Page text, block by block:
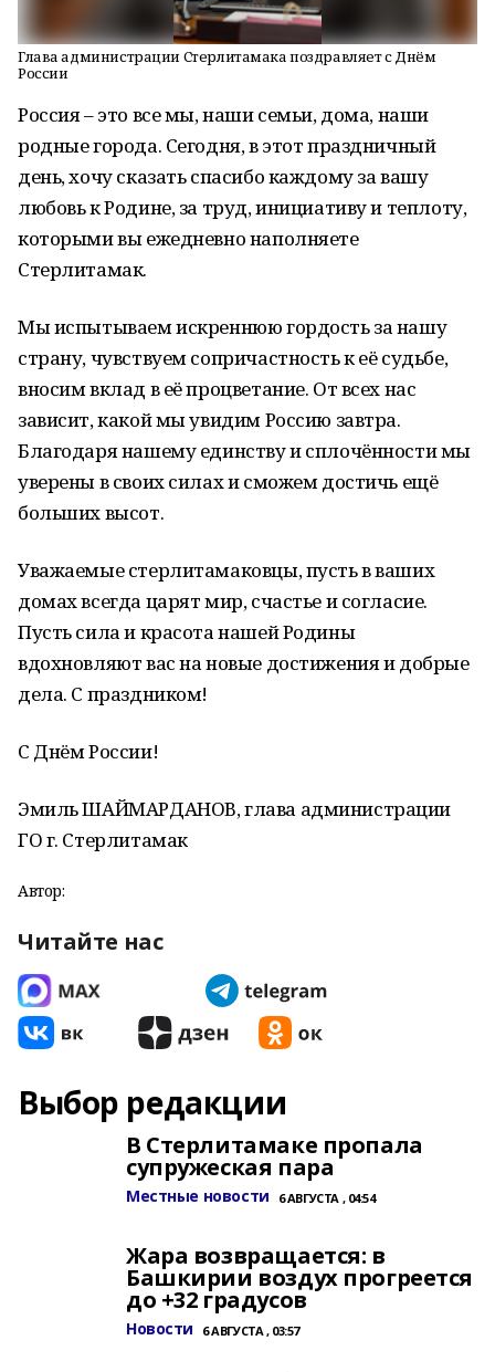
Глава администрации Стерлитамака поздравляет с Днём
России
Россия – это все мы, наши семьи, дома, наши
родные города. Сегодня, в этот праздничный
день, хочу сказать спасибо каждому за вашу
любовь к Родине, за труд, инициативу и теплоту,
которыми вы ежедневно наполняете
Стерлитамак.
Мы испытываем искреннюю гордость за нашу
страну, чувствуем сопричастность к её судьбе,
вносим вклад в её процветание. От всех нас
зависит, какой мы увидим Россию завтра.
Благодаря нашему единству и сплочённости мы
уверены в своих силах и сможем достичь ещё
больших высот.
Уважаемые стерлитамаковцы, пусть в ваших
домах всегда царят мир, счастье и согласие.
Пусть сила и красота нашей Родины
вдохновляют вас на новые достижения и добрые
дела. С праздником!
С Днём России!
Эмиль ШАЙМАРДАНОВ, глава администрации
ГО г. Стерлитамак
Автор:
Читайте нас
Выбор редакции
В Стерлитамаке пропала
супружеская пара
Местные новости 6 АВГУСТА , 04:54
Жара возвращается: в
Башкирии воздух прогреется
до +32 градусов
Новости 6 АВГУСТА , 03:57